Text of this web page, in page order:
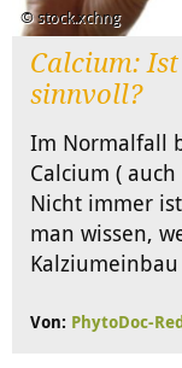
© stock.xchng
Calcium:
sinnvoll?
Im Normalfall
Calcium (
Nicht immer
man wissen,
Von: PhytoDoc-